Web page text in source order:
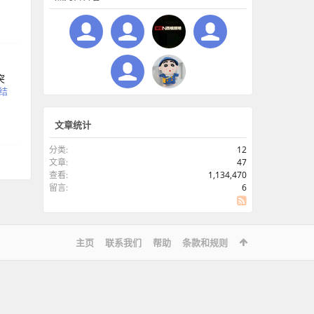
文章统计
分类:
12
文章:
47
查看:
1,134,470
留言:
6
主页 联系我们 帮助 条款和规则